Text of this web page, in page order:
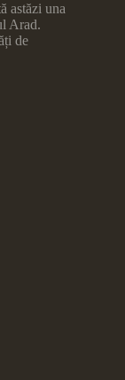
astăzi una
Arad.
de